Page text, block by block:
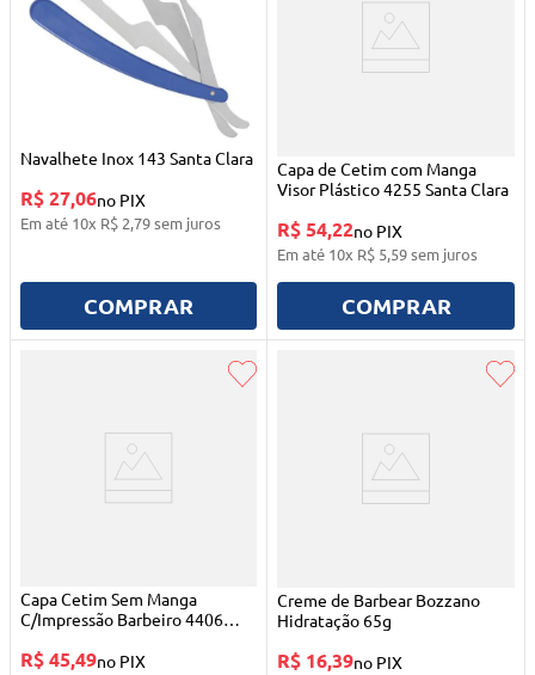
Navalhete Inox 143 Santa Clara
R$ 27,06no PIX
Em até 10x R$ 2,79sem juros
COMPRAR
Capa de Cetim com Manga
Visor Plástico 4255 Santa Clara
R$ 54,22no PIX
Em até 10x R$ 5,59sem juros
COMPRAR
Capa Cetim Sem Manga
C/Impressão Barbeiro 4406
R$ 45,49no PIX
Creme de Barbear Bozzano
Hidratação 65g
R$ 16,39no PIX